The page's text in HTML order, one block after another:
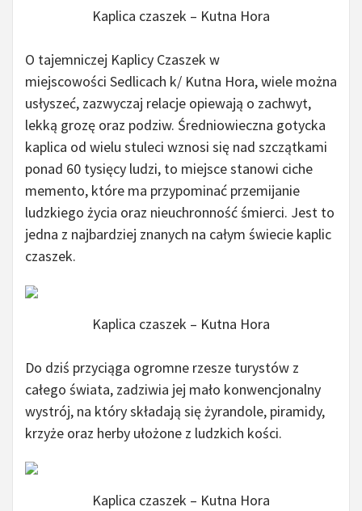
Kaplica czaszek – Kutna Hora
O tajemniczej Kaplicy Czaszek w
miejscowości Sedlicach k/ Kutna Hora, wiele można
usłyszeć, zazwyczaj relacje opiewają o zachwyt,
lekką grozę oraz podziw. Średniowieczna gotycka
kaplica od wielu stuleci wznosi się nad szczątkami
ponad 60 tysięcy ludzi, to miejsce stanowi ciche
memento, które ma przypominać przemijanie
ludzkiego życia oraz nieuchronność śmierci. Jest to
jedna z najbardziej znanych na całym świecie kaplic
czaszek.
Kaplica czaszek – Kutna Hora
Do dziś przyciąga ogromne rzesze turystów z
całego świata, zadziwia jej mało konwencjonalny
wystrój, na który składają się żyrandole, piramidy,
krzyże oraz herby ułożone z ludzkich kości.
Kaplica czaszek – Kutna Hora